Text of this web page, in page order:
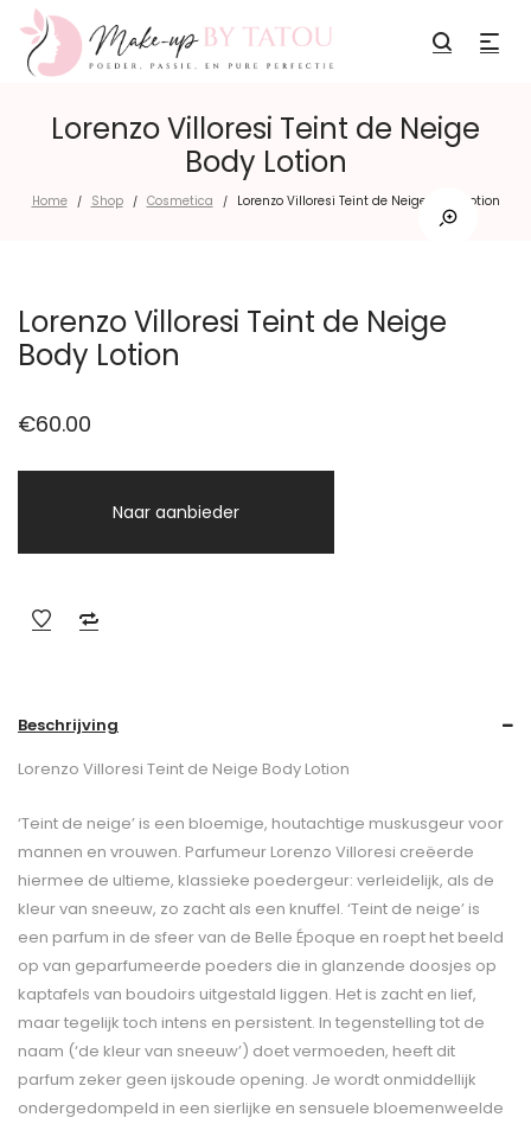
Lorenzo Villoresi Teint de Neige
Body Lotion
Home / Shop / Cosmetica / Lorenzo Villoresi Teint de Neige Body Lotion
Lorenzo Villoresi Teint de Neige
Body Lotion
€60.00
Naar aanbieder
Beschrijving
Lorenzo Villoresi Teint de Neige Body Lotion
‘Teint de neige’ is een bloemige, houtachtige muskusgeur voor
mannen en vrouwen. Parfumeur Lorenzo Villoresi creëerde
hiermee de ultieme, klassieke poedergeur: verleidelijk, als de
kleur van sneeuw, zo zacht als een knuffel. ‘Teint de neige’ is
een parfum in de sfeer van de Belle Époque en roept het beeld
op van geparfumeerde poeders die in glanzende doosjes op
kaptafels van boudoirs uitgestald liggen. Het is zacht en lief,
maar tegelijk toch intens en persistent. In tegenstelling tot de
naam (‘de kleur van sneeuw’) doet vermoeden, heeft dit
parfum zeker geen ijskoude opening. Je wordt onmiddellijk
ondergedompeld in een sierlijke en sensuele bloemenweelde